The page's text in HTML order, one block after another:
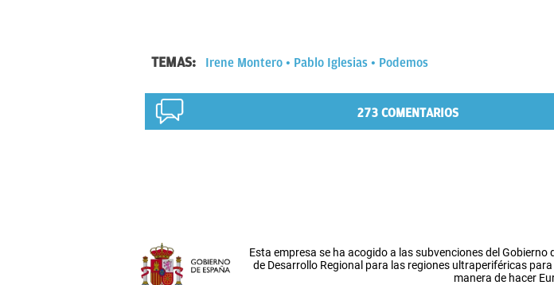
TEMAS: Irene Montero Pablo Iglesias Podemos
273 COMENTARIOS
Esta empresa se ha acogido a las subvenciones del
de Desarrollo Regional para las regiones ultraperiféricas
manera de hacer